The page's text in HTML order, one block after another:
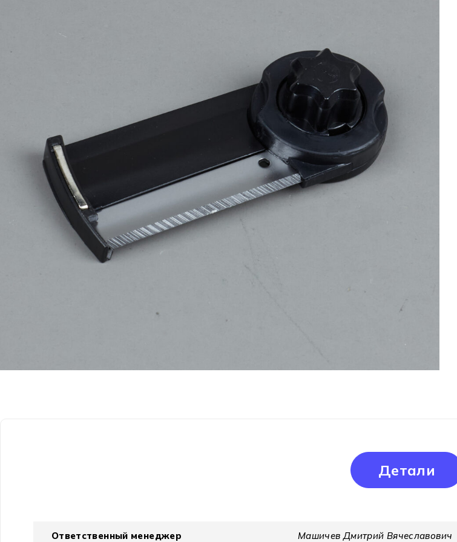
Детали
Ответственный менеджер Машичев Дмитрий Вячеславович